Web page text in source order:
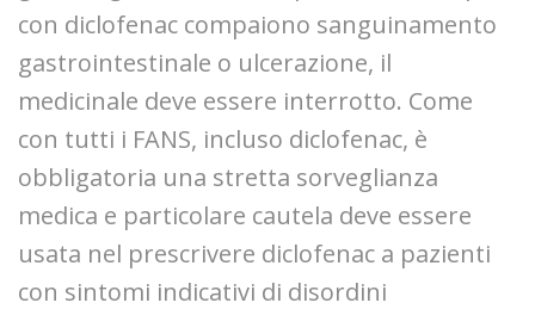
con diclofenac compaiono sanguinamento
gastrointestinale o ulcerazione, il
medicinale deve essere interrotto. Come
con tutti i FANS, incluso diclofenac, è
obbligatoria una stretta sorveglianza
medica e particolare cautela deve essere
usata nel prescrivere diclofenac a pazienti
con sintomi indicativi di disordini